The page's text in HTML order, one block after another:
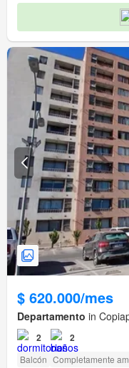
$ 620.000/mes
Departamento in
2 2
Balcón Completamente